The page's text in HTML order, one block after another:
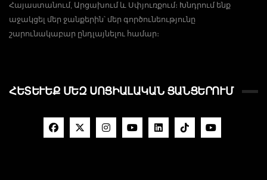
Հայաստանում, Արցախում և Սփյուռքում։ Խնդրում ենք
աջակցել մեր ջանքերին՝ մեր գործունեությունը
շարունակաբար ընդլայնելու համար։
ՀԵՏԵՒԵՔ ՄԵԶ ՍՈՑԻԱԼԱԿԱՆ ՑԱՆՑԵՐՈՒՄ